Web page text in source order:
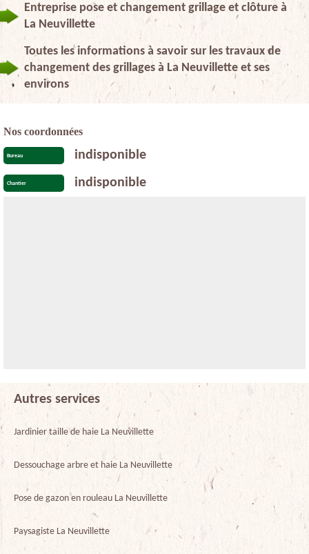
Entreprise pose et changement grillage et clôture à
La Neuvillette
Toutes les informations à savoir sur les travaux de
changement des grillages à La Neuvillette et ses
environs
Nos coordonnées
Bureau indisponible
Chantier indisponible
Autres services
Jardinier taille de haie La Neuvillette
Dessouchage arbre et haie La Neuvillette
Pose de gazon en rouleau La Neuvillette
Paysagiste La Neuvillette